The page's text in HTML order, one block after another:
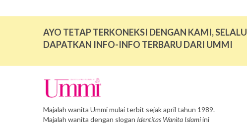
AYO TETAP TERKONEKSI DENGAN KAMI, SELALU
DAPATKAN INFO-INFO TERBARU DARI UMMI
Majalah wanita Ummi mulai terbit sejak april tahun 1989.
Majalah wanita dengan slogan Identitas Wanita Islamiini